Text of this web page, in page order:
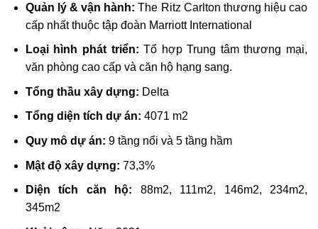
Quản lý & vận hành: The Ritz Carlton thương hiệu cao
cấp nhất thuộc tập đoàn Marriott International
Loại hình phát triển: Tổ hợp Trung tâm thương mại,
văn phòng cao cấp và căn hộ hạng sang.
Tổng thầu xây dựng: Delta
Tổng diện tích dự án: 4071 m2
Quy mô dự án: 9 tầng nổi và 5 tầng hầm
Mật độ xây dựng: 73,3%
Diện tích căn hộ: 88m2, 111m2, 146m2, 234m2,
345m2